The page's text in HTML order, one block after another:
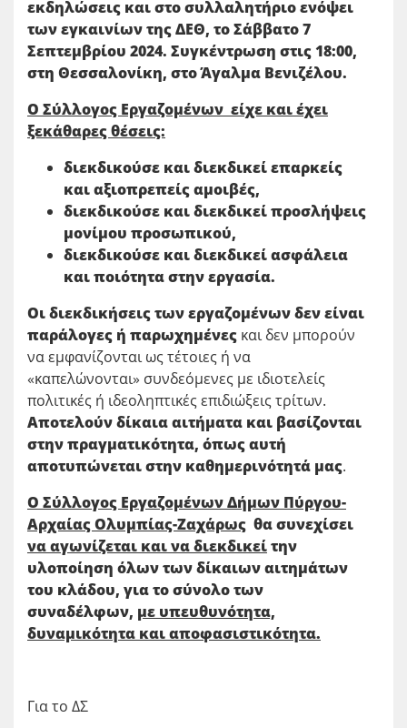
εκδηλώσεις και στο συλλαλητήριο ενόψει
των εγκαινίων της ΔΕΘ, το Σάββατο 7
Σεπτεμβρίου 2024. Συγκέντρωση στις 18:00,
στη Θεσσαλονίκη, στο Άγαλμα Βενιζέλου.
Ο Σύλλογος Εργαζομένων είχε και έχει
ξεκάθαρες θέσεις:
διεκδικούσε και διεκδικεί επαρκείς
και αξιοπρεπείς αμοιβές,
διεκδικούσε και διεκδικεί προσλήψεις
μονίμου προσωπικού,
διεκδικούσε και διεκδικεί ασφάλεια
και ποιότητα στην εργασία.
Οι διεκδικήσεις των εργαζομένων δεν είναι
παράλογες ή παρωχημένες και δεν μπορούν
να εμφανίζονται ως τέτοιες ή να
«καπελώνονται» συνδεόμενες με ιδιοτελείς
πολιτικές ή ιδεοληπτικές επιδιώξεις τρίτων.
Αποτελούν δίκαια αιτήματα και βασίζονται
στην πραγματικότητα, όπως αυτή
αποτυπώνεται στην καθημερινότητά μας.
Ο Σύλλογος Εργαζομένων Δήμων Πύργου-
Αρχαίας Ολυμπίας-Ζαχάρως θα συνεχίσει
να αγωνίζεται και να διεκδικείτην
υλοποίηση όλων των δίκαιων αιτημάτων
του κλάδου, για το σύνολο των
συναδέλφων, με υπευθυνότητα,
δυναμικότητα και αποφασιστικότητα.
Για το ΔΣ